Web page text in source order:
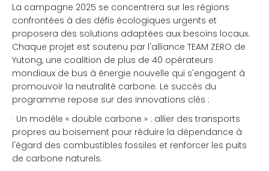
La campagne 2025 se concentrera sur les régions
confrontées à des défis écologiques urgents et
proposera des solutions adaptées aux besoins locaux.
Chaque projet est soutenu par l'alliance TEAM ZERO de
Yutong, une coalition de plus de 40 opérateurs
mondiaux de bus à énergie nouvelle qui s'engagent à
promouvoir la neutralité carbone. Le succès du
programme repose sur des innovations clés :
· Un modèle « double carbone » : allier des transports
propres au boisement pour réduire la dépendance à
l'égard des combustibles fossiles et renforcer les puits
de carbone naturels.